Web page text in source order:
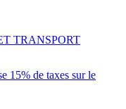
15% de taxes sur le
TRANSPORT